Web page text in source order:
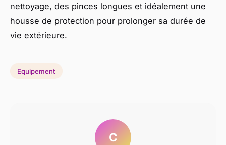
nettoyage, des pinces longues et idéalement une
housse de protection pour prolonger sa durée de
vie extérieure.
Equipement
C